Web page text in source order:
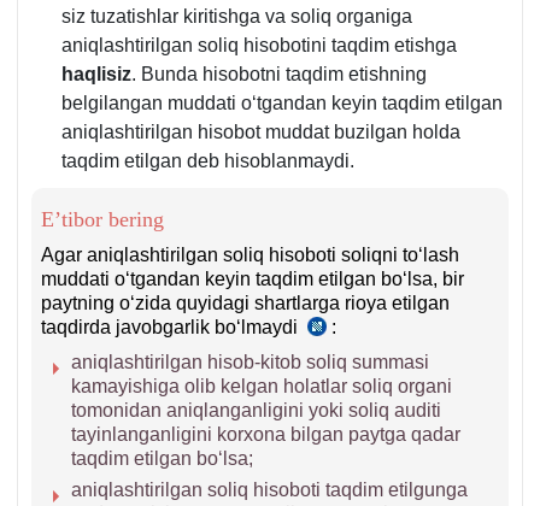
siz tuzatishlar kiritishga va soliq organiga
aniqlashtirilgan soliq hisobotini taqdim etishga
haqlisiz. Bunda hisobotni taqdim etishning
belgilangan muddati oʻtgandan keyin taqdim etilgan
aniqlashtirilgan hisobot muddat buzilgan holda
taqdim etilgan deb hisoblanmaydi.
E’tibor bering
Agar aniqlashtirilgan soliq hisoboti soliqni toʻlash
muddati oʻtgandan keyin taqdim etilgan boʻlsa, bir
paytning oʻzida quyidagi shartlarga rioya etilgan
taqdirda javobgarlik boʻlmaydi
SK
83-
m.
q.
:
aniqlashtirilgan hisob-kitob soliq summasi
kamayishiga olib kelgan holatlar soliq organi
tomonidan aniqlanganligini yoki soliq auditi
tayinlanganligini korхona bilgan paytga qadar
taqdim etilgan boʻlsa;
aniqlashtirilgan soliq hisoboti taqdim etilgunga